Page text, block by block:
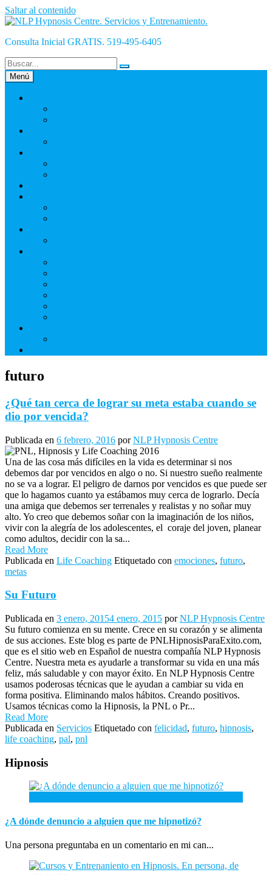
Saltar al contenido
Consulta Inicial GRATIS. 519-495-6405
Menú
futuro
¿Qué tan cerca de lograr su meta estaba cuando se
dio por vencida?
Publicada en 6 febrero, 2016 porNLP Hypnosis Centre
Una de las cosa más difíciles en la vida es determinar si nos
debemos dar por vencidos en algo o no. Si nuestro sueño realmente
no se va a lograr. El peligro de darnos por vencidos es que puede ser
que lo hagamos cuanto ya estábamos muy cerca de lograrlo. Decía
una amiga que debemos ser terrenales y realistas y no soñar muy
alto. Yo creo que debemos soñar con la imaginación de los niños,
vivir con la alegría de los adolescentes, el coraje del joven, planear
como adultos, decidir con la sa...
Read More
Publicada en Life Coaching Etiquetado con emociones, futuro,
metas
Su Futuro
Publicada en 3 enero, 20154 enero, 2015 porNLP Hypnosis Centre
Su futuro comienza en su mente. Crece en su corazón y se alimenta
de sus acciones. Este blog es parte de PNLHipnosisParaExito.com,
que es el sitio web en Español de nuestra compañía NLP Hypnosis
Centre. Nuestra meta es ayudarle a transformar su vida en una más
feliz, más saludable y con mayor éxito. En NLP Hypnosis Centre
usamos poderosas técnicas que le ayudan a cambiar su vida en
forma positiva. Eliminando malos hábitos. Creando positivos.
Usamos técnicas como la Hipnosis, la PNL o Pr...
Read More
Publicada en Servicios Etiquetado con felicidad, futuro, hipnosis,
life coaching, pal, pnl
Hipnosis
¿A dónde denuncio a alguien que me hipnotizó?
Una persona preguntaba en un comentario en mi can...